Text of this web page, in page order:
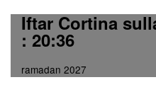
Iftar Cortina
: 20:36
ramadan 2027